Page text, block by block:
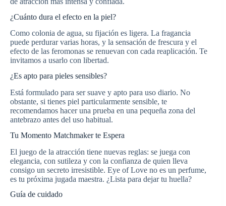
¿Cuánto dura el efecto en la piel?
Como colonia de agua, su fijación es ligera. La fragancia
puede perdurar varias horas, y la sensación de frescura y el
efecto de las feromonas se renuevan con cada reaplicación. Te
invitamos a usarlo con libertad.
¿Es apto para pieles sensibles?
Está formulado para ser suave y apto para uso diario. No
obstante, si tienes piel particularmente sensible, te
recomendamos hacer una prueba en una pequeña zona del
antebrazo antes del uso habitual.
Tu Momento Matchmaker te Espera
El juego de la atracción tiene nuevas reglas: se juega con
elegancia, con sutileza y con la confianza de quien lleva
consigo un secreto irresistible. Eye of Love no es un perfume,
es tu próxima jugada maestra. ¿Lista para dejar tu huella?
Guía de cuidado